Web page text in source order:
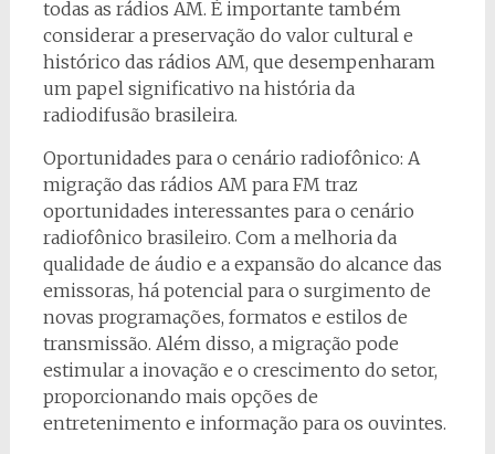
todas as rádios AM. É importante também
considerar a preservação do valor cultural e
histórico das rádios AM, que desempenharam
um papel significativo na história da
radiodifusão brasileira.
Oportunidades para o cenário radiofônico: A
migração das rádios AM para FM traz
oportunidades interessantes para o cenário
radiofônico brasileiro. Com a melhoria da
qualidade de áudio e a expansão do alcance das
emissoras, há potencial para o surgimento de
novas programações, formatos e estilos de
transmissão. Além disso, a migração pode
estimular a inovação e o crescimento do setor,
proporcionando mais opções de
entretenimento e informação para os ouvintes.